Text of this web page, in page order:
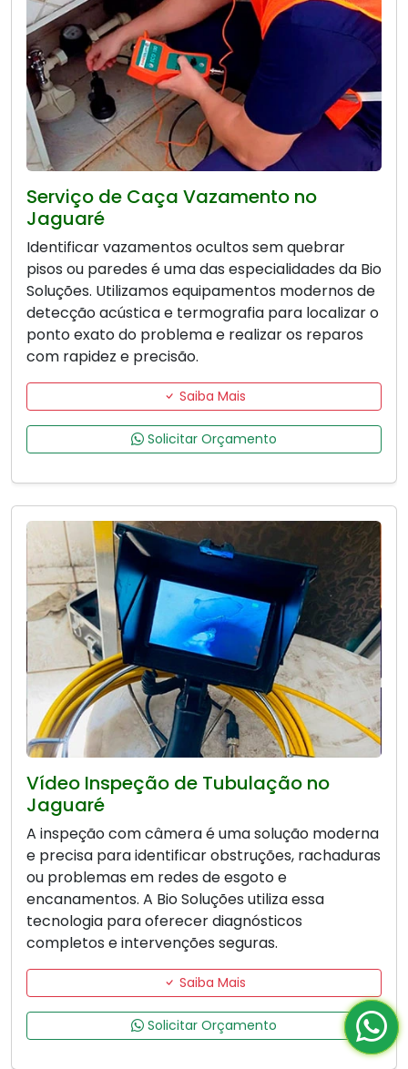
Serviço de Caça Vazamento no
Jaguaré
Identificar vazamentos ocultos sem quebrar
pisos ou paredes é uma das especialidades da Bio
Soluções. Utilizamos equipamentos modernos de
detecção acústica e termografia para localizar o
ponto exato do problema e realizar os reparos
com rapidez e precisão.
Saiba Mais
Solicitar Orçamento
Vídeo Inspeção de Tubulação no
Jaguaré
A inspeção com câmera é uma solução moderna
e precisa para identificar obstruções, rachaduras
ou problemas em redes de esgoto e
encanamentos. A Bio Soluções utiliza essa
tecnologia para oferecer diagnósticos
completos e intervenções seguras.
Saiba Mais
Solicitar Orçamento